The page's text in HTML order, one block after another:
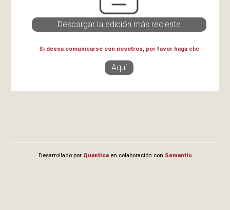
Descargar la edición más reciente
Si desea comunicarse con nosotros, por favor haga clic
Aquí
Desarrollado por Quanticaen colaboración con Semantic